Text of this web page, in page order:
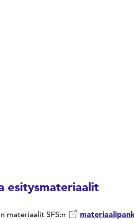
esitysmateriaalit
materiaalit SFS:n